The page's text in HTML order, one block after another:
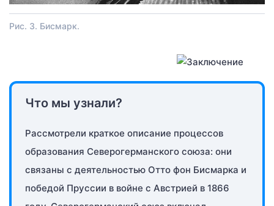
Рис. 3. Бисмарк.
Что мы узнали?
Рассмотрели краткое описание процессов
образования Северогерманского союза: они
связаны с деятельностью Отто фон Бисмарка и
победой Пруссии в войне с Австрией в 1866